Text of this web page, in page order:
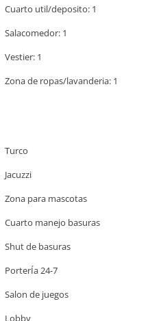
Cuarto util/deposito: 1
Salacomedor: 1
Vestier: 1
Zona de ropas/lavanderia: 1
Turco
Jacuzzi
Zona para mascotas
Cuarto manejo basuras
Shut de basuras
PorterÍa 24-7
Salon de juegos
Lobby